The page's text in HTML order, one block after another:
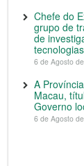
Chefe do
grupo de
de
6 de Agosto
A
Macau,
Governo
6 de Agosto